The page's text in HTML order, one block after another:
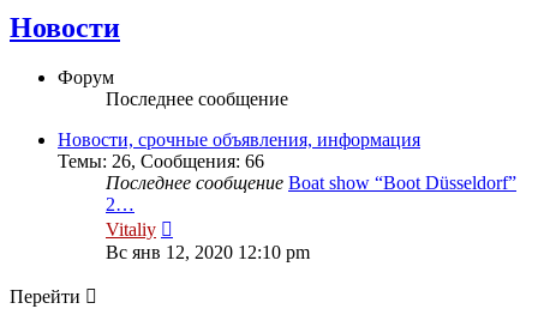
Новости
Форум
Последнее сообщение
Новости, срочные объявления, информация
Темы: 26, Сообщения: 66
Последнее сообщение Boat show “Boot Düsseldorf”
2…
Vitaliy
к
последнему
Вс янв 12, 2020 12:10 pm
Перейти